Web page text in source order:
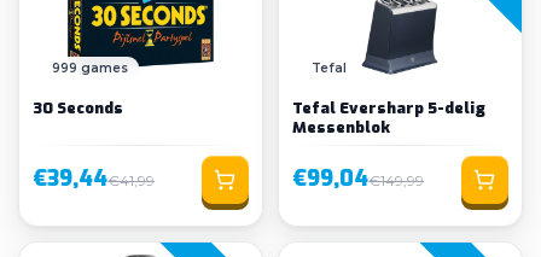
999 games
30 Seconds
€39,44€41,99
Tefal
Tefal Eversharp 5-delig
Messenblok
€99,04€149,99